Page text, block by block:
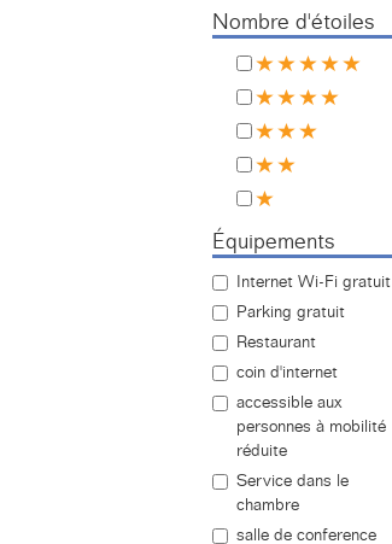
Nombre d'étoiles
Équipements
Internet Wi-Fi gratuit
Parking gratuit
Restaurant
coin d'internet
accessible aux
personnes à mobilité
réduite
Service dans le
chambre
salle de conference